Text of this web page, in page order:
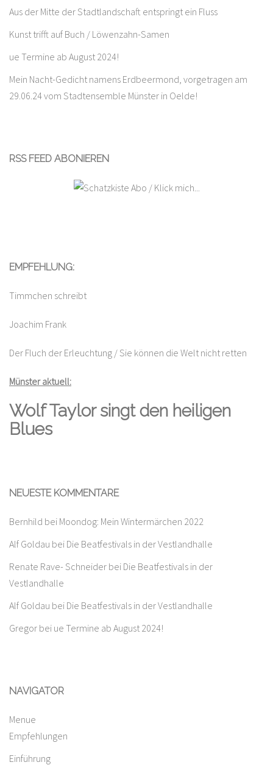
Aus der Mitte der Stadtlandschaft entspringt ein Fluss
Kunst trifft auf Buch / Löwenzahn-Samen
ue Termine ab August 2024!
Mein Nacht-Gedicht namens Erdbeermond, vorgetragen am
29.06.24 vom Stadtensemble Münster in Oelde!
RSS FEED ABONIEREN
EMPFEHLUNG:
Timmchen schreibt
Joachim Frank
Der Fluch der Erleuchtung / Sie können die Welt nicht retten
Münster aktuell:
Wolf Taylor singt den heiligen
Blues
NEUESTE KOMMENTARE
Bernhild bei Moondog: Mein Wintermärchen 2022
Alf Goldau bei Die Beatfestivals in der Vestlandhalle
Renate Rave- Schneider bei Die Beatfestivals in der
Vestlandhalle
Alf Goldau bei Die Beatfestivals in der Vestlandhalle
Gregor bei ue Termine ab August 2024!
NAVIGATOR
Menue
Empfehlungen
Einführung